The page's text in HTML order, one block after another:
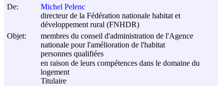
De:
Michel Pelenc
directeur de la Fédération nationale habitat et
développement rural (FNHDR)
Objet:
membres du conseil d'administration de l'Agence
nationale pour l'amélioration de l'habitat
personnes qualifiées
en raison de leurs compétences dans le domaine du
logement
Titulaire